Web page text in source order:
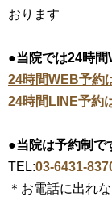
おります
●当院では24時間
24時間WEB予約
24時間LINE予約
●当院は予約制で
TEL:03-6431-
＊お電話に出れ